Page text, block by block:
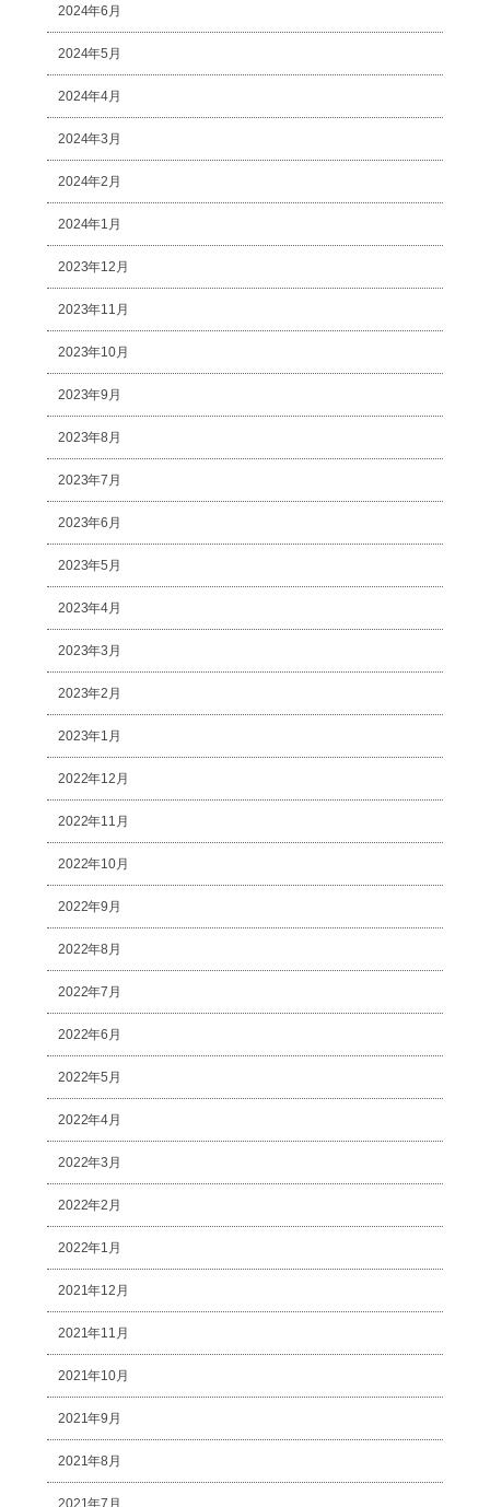
2024年6月
2024年5月
2024年4月
2024年3月
2024年2月
2024年1月
2023年12月
2023年11月
2023年10月
2023年9月
2023年8月
2023年7月
2023年6月
2023年5月
2023年4月
2023年3月
2023年2月
2023年1月
2022年12月
2022年11月
2022年10月
2022年9月
2022年8月
2022年7月
2022年6月
2022年5月
2022年4月
2022年3月
2022年2月
2022年1月
2021年12月
2021年11月
2021年10月
2021年9月
2021年8月
2021年7月